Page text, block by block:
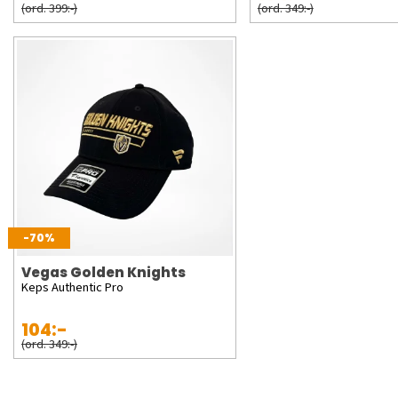
(ord. 399:-) (ord. 349:-)
-70%
Vegas Golden Knights
Keps Authentic Pro
104:-
(ord. 349:-)